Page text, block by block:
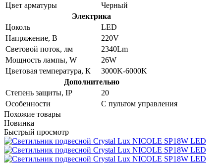
Цвет арматуры
Черный
Электрика
Цоколь
LED
Напряжение, В
220V
Световой поток, лм
2340Lm
Мощность лампы, W
26W
Цветовая температура, К
3000K-6000K
Дополнительно
Степень защиты, IP
20
Особенности
С пультом управления
Похожие товары
Новинка
Быстрый просмотр